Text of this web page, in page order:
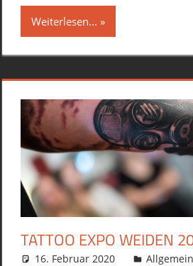
Weiterlesen...
TATTOO EXPO WEIDEN
16. Februar 2020 philofax
Allgemein